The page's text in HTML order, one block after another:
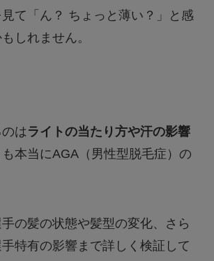
シーンを調査
て「ん？ ちょっと薄い？」と感
しれません。
は ライトの当たり方や汗の影響
本当にAGA（男性型脱毛症）の
の髪の状態や髪型の変化、さら
特有の影響まで詳しく検証して